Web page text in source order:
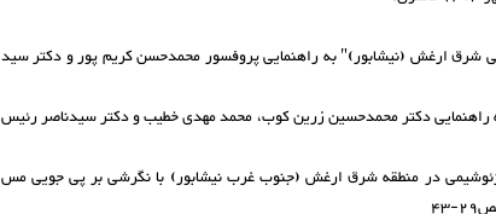
شرق ارغش (نیشابور)" به راهنمایی پروفسور محمدحسن کریم پور و دکتر سید
راهنمایی دکتر محمدحسین زرین کوب، محمد مهدی خطیب و دکتر سیدناصر رئیس
ژئوشیمی در منطقه شرق ارغش (جنوب غرب نیشابور) با نگرشی بر پی جویی مس